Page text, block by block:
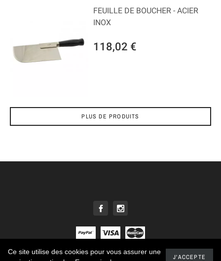
118,02 €
FEUILLE DE BOUCHER - ACIER
INOX
PLUS DE PRODUITS
© 2021 - Tous droits réservés E. DEHILLERIN
Ce site utilise des cookies pour vous assurer une
J'ACCEPTE